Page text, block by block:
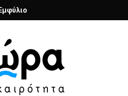
στην Καστοριά
ίδιο έργο, άλλοι πρωταγωνιστές
51: Η εικόνα μετά την αγορά